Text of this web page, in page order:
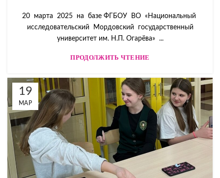
20 марта 2025 на базе ФГБОУ ВО «Национальный
исследовательский Мордовский государственный
университет им. Н.П. Огарёва» ...
ПРОДОЛЖИТЬ ЧТЕНИЕ
19
МАР